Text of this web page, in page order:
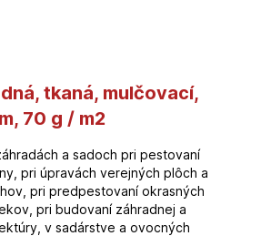
tkaná, mulčovací,
70 g / m2
a sadoch pri pestovaní
pri úpravách verejných plôch a
pri predpestovaní okrasných
pri budovaní záhradnej a
v sadárstve a ovocných